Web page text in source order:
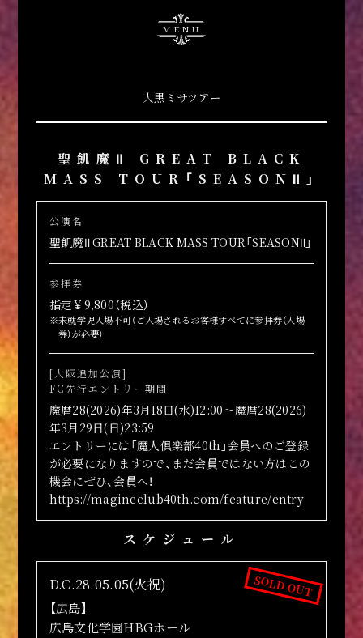
MENU
大黒ミサツアー
聖飢魔Ⅱ GREAT BLACK
MASS TOUR「SEASONⅡ」
公演名
聖飢魔Ⅱ GREAT BLACK MASS TOUR「SEASONⅡ」
参拝券
指定￥9,800（税込）
※未就学児入場不可（ご入場されるお客様すべてに参拝券（入場
券）が必要）
[大阪追加公演]
FC先行エントリー期間
魔暦28(2026)年3月18日(水)12:00～魔暦28(2026)
年3月29日(日)23:59
エントリーには「魔人倶楽部40th」会員へのご登録
が必要になりますので、まだ会員ではない方はこの
機会にぜひ、会員へ！
https://magineclub40th.com/feature/entry
スケジュール
D.C.28.05.05(火祝) SOLD OUT
【広島】
広島文化学園HBGホール